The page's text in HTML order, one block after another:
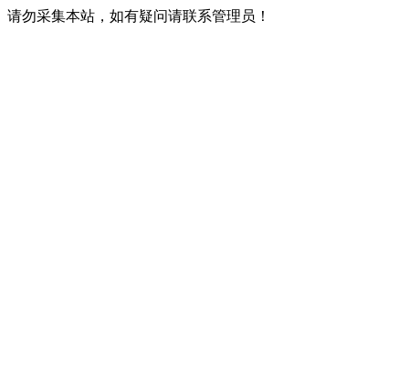
请勿采集本站，如有疑问请联系管理员！